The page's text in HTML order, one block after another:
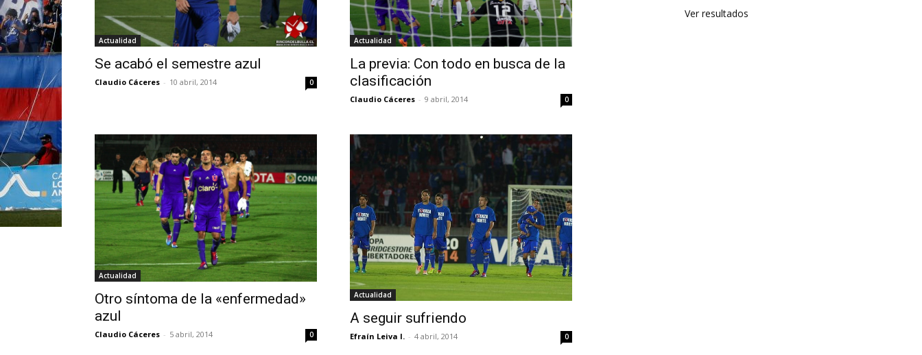
Actualidad
Se acabó el semestre azul
Claudio Cáceres - 10 abril, 2014 0
Actualidad
La previa: Con todo en busca de la
clasificación
Claudio Cáceres - 9 abril, 2014 0
Actualidad
Otro síntoma de la «enfermedad»
azul
Claudio Cáceres - 5 abril, 2014 0
Actualidad
A seguir sufriendo
Efraín Leiva I. - 4 abril, 2014 0
Ver resultados